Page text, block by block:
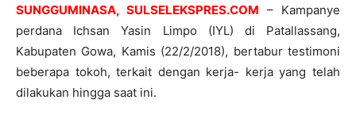
SUNGGUMINASA, SULSELEKSPRES.COM – Kampanye
perdana Ichsan Yasin Limpo (IYL) di Patallassang,
Kabupaten Gowa, Kamis (22/2/2018), bertabur testimoni
beberapa tokoh, terkait dengan kerja- kerja yang telah
dilakukan hingga saat ini.